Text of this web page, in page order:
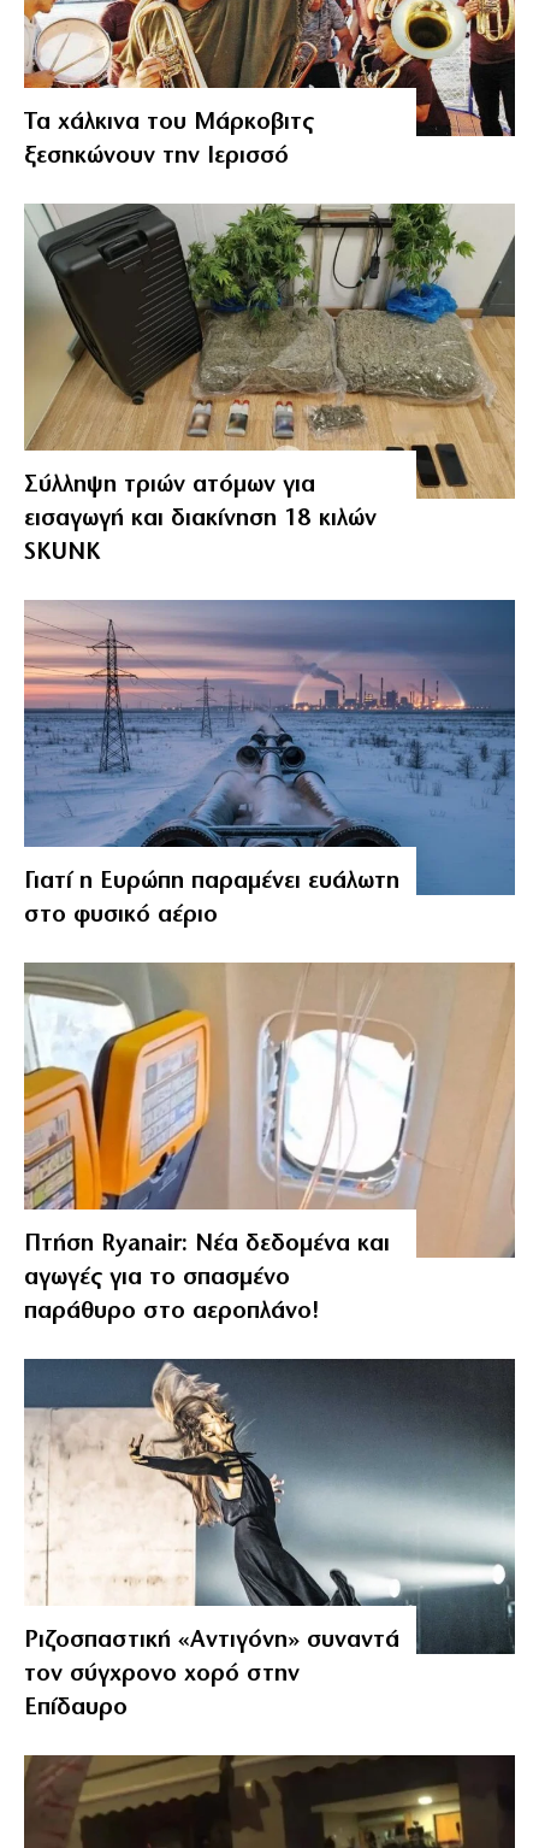
Τα χάλκινα του Μάρκοβιτς
ξεσηκώνουν την Ιερισσό
Σύλληψη τριών ατόμων για
εισαγωγή και διακίνηση 18 κιλών
SKUNK
Γιατί η Ευρώπη παραμένει ευάλωτη
στο φυσικό αέριο
Πτήση Ryanair: Νέα δεδομένα και
αγωγές για το σπασμένο
παράθυρο στο αεροπλάνο!
Ριζοσπαστική «Αντιγόνη» συναντά
τον σύγχρονο χορό στην
Επίδαυρο